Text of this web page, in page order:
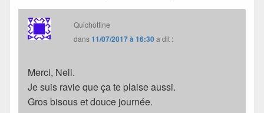
Quichottine
dans11/07/2017 à 16:30a dit :
Merci, Nell.
Je suis ravie que ça te plaise aussi.
Gros bisous et douce journée.